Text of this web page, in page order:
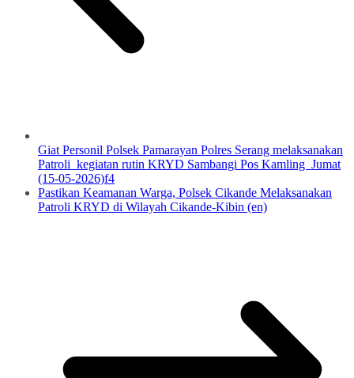
Giat Personil Polsek Pamarayan Polres Serang melaksanakan
Patroli kegiatan rutin KRYD Sambangi Pos Kamling Jumat
(15-05-2026)f4
Pastikan Keamanan Warga, Polsek Cikande Melaksanakan
Patroli KRYD di Wilayah Cikande-Kibin (en)